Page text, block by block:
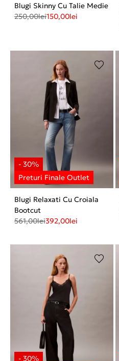
Blugi Skinny Cu Talie Medie
250,00lei150,00lei
Blugi Relaxati Cu Croiala
Bootcut
561,00lei392,00lei